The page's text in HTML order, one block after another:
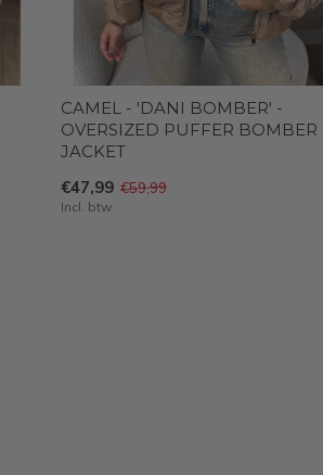
CAMEL - 'DANI BOMBER' -
OVERSIZED PUFFER BOMBER
JACKET
€47,99 €59,99
Incl. btw